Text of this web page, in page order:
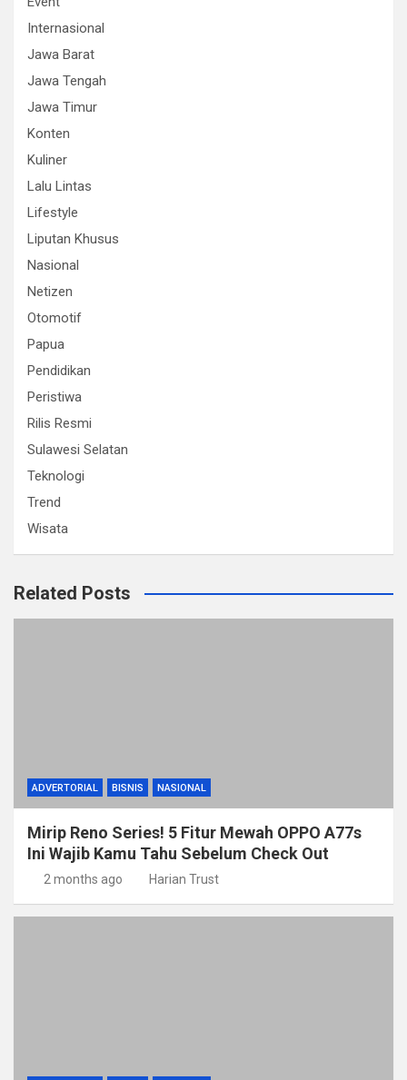
Internasional
Jawa Barat
Jawa Tengah
Jawa Timur
Konten
Kuliner
Lalu Lintas
Lifestyle
Liputan Khusus
Nasional
Netizen
Otomotif
Papua
Pendidikan
Peristiwa
Rilis Resmi
Sulawesi Selatan
Teknologi
Trend
Wisata
Related Posts
ADVERTORIAL BISNIS NASIONAL
Mirip Reno Series! 5 Fitur Mewah OPPO A77s
Ini Wajib Kamu Tahu Sebelum Check Out
2 months ago Harian Trust